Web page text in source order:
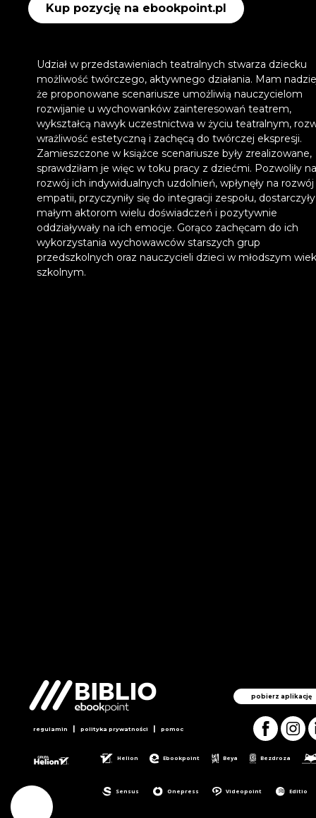
Kup pozycję na ebookpoint.pl
Udział w przedstawieniach teatralnych stwarza dziecku
możliwość twórczego, aktywnego działania. Mam
że proponowane scenariusze umożliwią nauczycielom
rozwijanie u wychowanków zainteresowań teatrem,
wykształcą nawyk uczestnictwa w życiu teatralnym,
wrażliwość estetyczną i zachęcą do twórczej ekspresji.
Zamieszczone w książce scenariusze były zrealizowane,
sprawdziłam je więc w toku pracy z dziećmi. Pozwoliły na
rozwój ich indywidualnych uzdolnień, wpłynęły na rozwój
empatii, przyczyniły się do integracji zespołu, dostarczyły
małym aktorom wielu doświadczeń i pozytywnie
oddziaływały na ich emocje. Gorąco zachęcam do ich
wykorzystania wychowawców starszych grup
przedszkolnych oraz nauczycieli dzieci w młodszym
szkolnym.
pobierz aplikację
regulamin | polityka prywatności | pomoc
Helion Ebookpoint Beya Bezdroza
Sensus Onepress Videopoint Editio